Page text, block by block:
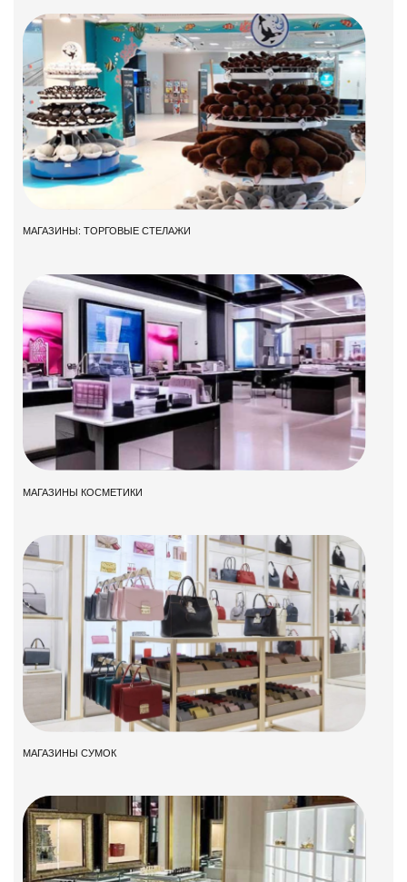
МАГАЗИНЫ: ТОРГОВЫЕ СТЕЛАЖИ
МАГАЗИНЫ КОСМЕТИКИ
МАГАЗИНЫ СУМОК